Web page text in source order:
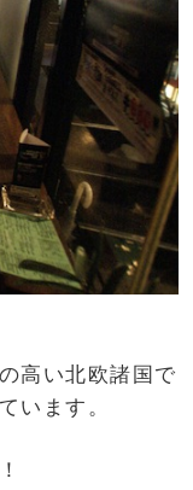
高い北欧諸国で
います。